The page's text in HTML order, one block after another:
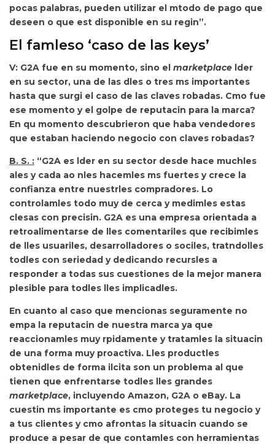
pocas palabras, pueden utilizar el mtodo de pago que
deseen o que est disponible en su regin”.
El famleso ‘caso de las keys’
V: G2A fue en su momento, sino el marketplace lder
en su sector, una de las dles o tres ms importantes
hasta que surgi el caso de las claves robadas. Cmo fue
ese momento y el golpe de reputacin para la marca?
En qu momento descubrieron que haba vendedores
que estaban haciendo negocio con claves robadas?
B. S. : “G2A es lder en su sector desde hace muchles
ales y cada ao nles hacemles ms fuertes y crece la
confianza entre nuestrles compradores. Lo
controlamles todo muy de cerca y medimles estas
clesas con precisin. G2A es una empresa orientada a
retroalimentarse de lles comentariles que recibimles
de lles usuariles, desarrolladores o sociles, tratndolles
todles con seriedad y dedicando recursles a
responder a todas sus cuestiones de la mejor manera
plesible para todles lles implicadles.
En cuanto al caso que mencionas seguramente no
empa la reputacin de nuestra marca ya que
reaccionamles muy rpidamente y tratamles la situacin
de una forma muy proactiva. Lles productles
obtenidles de forma ilcita son un problema al que
tienen que enfrentarse todles lles grandes
marketplace, incluyendo Amazon, G2A o eBay. La
cuestin ms importante es cmo proteges tu negocio y
a tus clientes y cmo afrontas la situacin cuando se
produce a pesar de que contamles con herramientas